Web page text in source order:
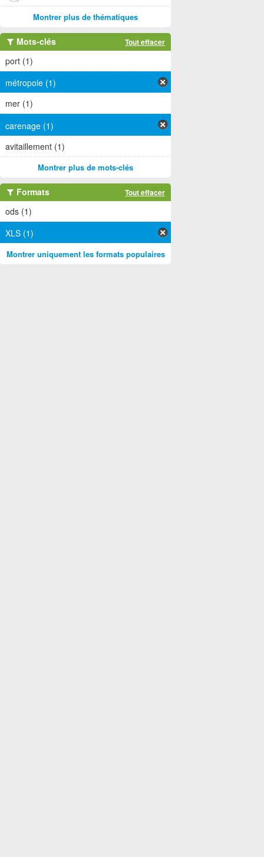
Montrer plus de thématiques
Mots-clés Tout effacer
port (1)
métropole (1)
mer (1)
carenage (1)
avitaillement (1)
Montrer plus de mots-clés
Formats Tout effacer
ods (1)
XLS (1)
Montrer uniquement les formats populaires